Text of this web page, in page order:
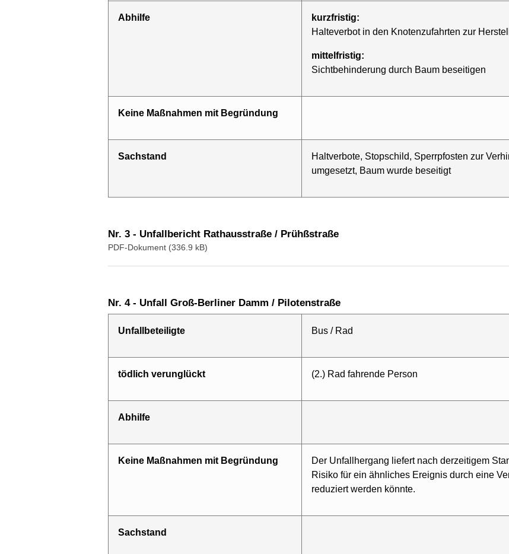
Abhilfe
kurzfristig:
Halteverbot in den Knotenzufahrten zur
mittelfristig:
Sichtbehinderung durch Baum beseitigen
Keine Maßnahmen mit Begründung
Sach­stand
Haltverbote, Stopschild, Sperrpfosten zur
umgesetzt, Baum wurde beseitigt
Nr. 3 - Unfallbericht Rathausstraße / Prühßstraße
PDF-Dokument (336.9 kB)
Nr. 4 - Unfall Groß-Berliner Damm / Pilotenstraße
Unfallbeteiligte Bus / Rad
tödlich verunglückt (2.) Rad fahrende Person
Abhilfe
Keine Maßnahmen mit Begründung
Der Unfallhergang liefert nach derzeitigem
Risiko für ein ähnliches Ereignis durch eine
reduziert werden könnte.
Sach­stand